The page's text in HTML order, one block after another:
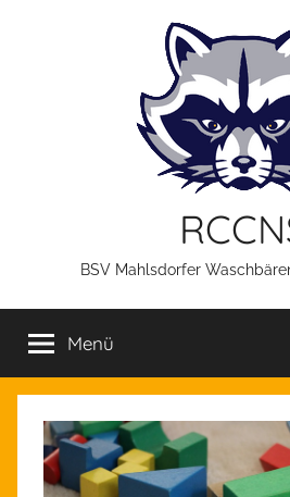
BSV Mahlsdorfer
Menü